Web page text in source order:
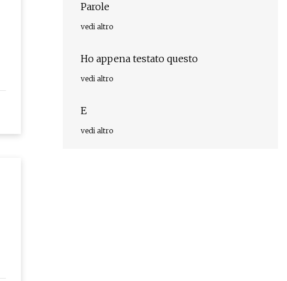
Parole
vedi altro
Ho appena testato questo
vedi altro
E
vedi altro